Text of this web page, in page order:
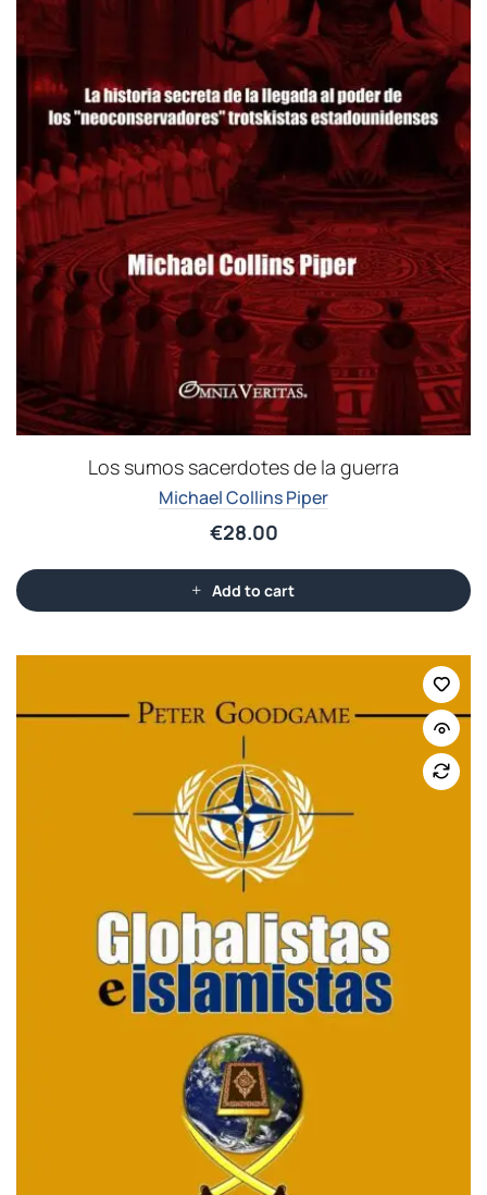
Los sumos sacerdotes de la guerra
Michael Collins Piper
€28.00
Add to cart